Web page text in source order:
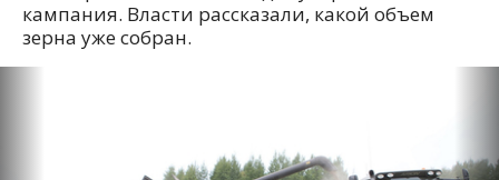
кампания. Власти рассказали, какой объем
зерна уже собран.